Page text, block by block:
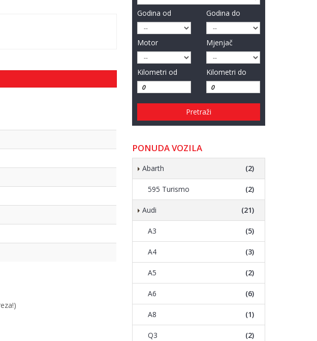
Godina od Godina do
Motor Mjenjač
Kilometri od Kilometri do
Pretraži
PONUDA VOZILA
Abarth (2)
595 Turismo (2)
Audi (21)
A3 (5)
A4 (3)
A5 (2)
A6 (6)
A8 (1)
Q3 (2)